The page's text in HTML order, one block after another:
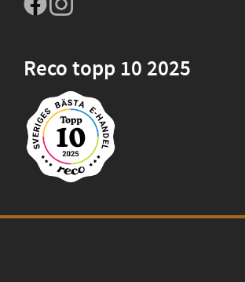
Reco topp 10 2025